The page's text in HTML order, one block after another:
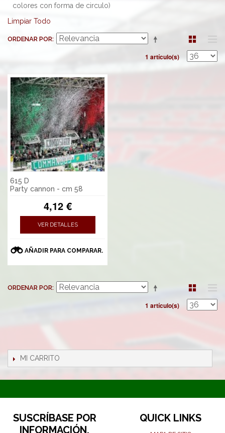
colores con forma de circulo)
Limpiar Todo
ORDENAR POR
1 artículo(s)
615 D
Party cannon - cm 58
4,12 €
VER DETALLES
AÑADIR PARA COMPARAR.
ORDENAR POR
1 artículo(s)
MI CARRITO
SUSCRÍBASE POR
INFORMACIÓN,
QUICK LINKS